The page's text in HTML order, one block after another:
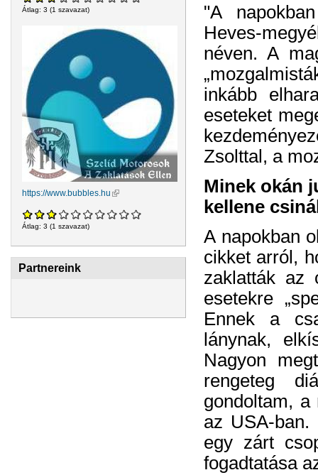
Átlag: 3 (1 szavazat)
https://www.bubbles.hu (külső hivatkozás)
Átlag: 3 (1 szavazat)
Partnereink
"A
Heves-
néven. A
inkább
eseteket
Zsolttal, a
Minek okán
kellene
A napokban
cikket arról,
zaklatták az
esetekre
Ennek a
lánynak,
Nagyon
rengeteg
gondoltam,
az USA-ban.
egy zárt
fogadtatása